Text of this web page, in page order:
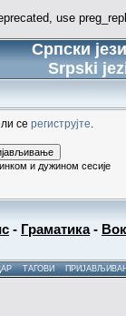
use
Српски
Srpski
се региструјте
и дужином сесије
- Граматика-
ТАГОВИ